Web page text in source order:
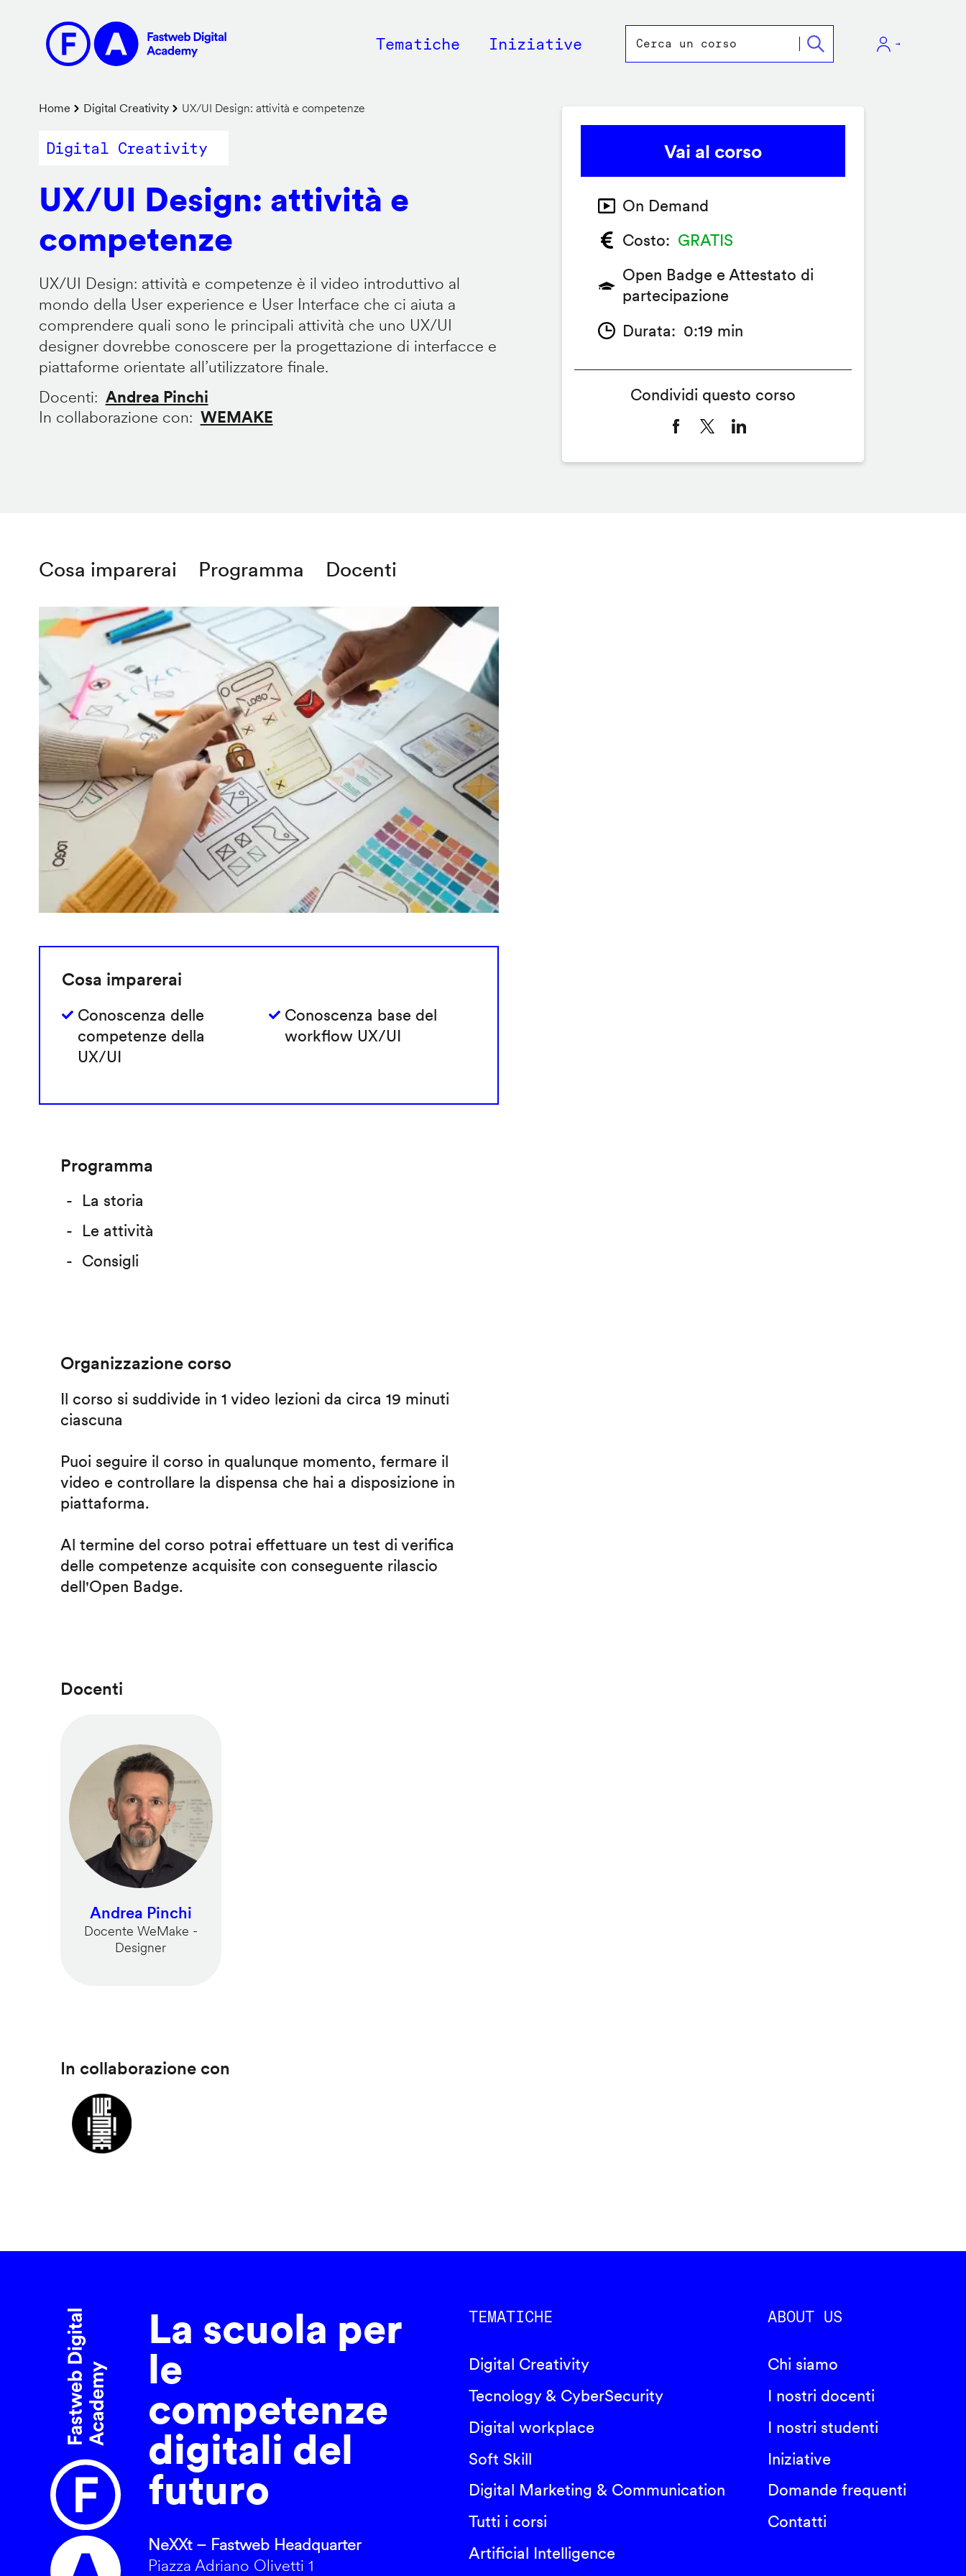
contenuto
principale
Main
Tematiche Iniziative
Briciole
di
Home Digital Creativity UX/UI Design: attività e competenze
Digital Creativity
UX/UI Design: attività e
competenze
UX/UI Design: attività e competenze è il video introduttivo al
mondo della User experience e User Interface che ci aiuta a
comprendere quali sono le principali attività che uno UX/UI
designer dovrebbe conoscere per la progettazione di interfacce e
piattaforme orientate all’utilizzatore finale.
Docenti
Andrea Pinchi
In collaborazione con
WEMAKE
Cosa imparerai Programma Docenti
Cosa imparerai
Conoscenza delle
competenze della
UX/UI
Conoscenza base del
workflow UX/UI
Programma
La storia
Le attività
Consigli
Organizzazione corso
Il corso si suddivide in 1 video lezioni da circa 19 minuti
ciascuna
Puoi seguire il corso in qualunque momento, fermare il
video e controllare la dispensa che hai a disposizione in
piattaforma.
Al termine del corso potrai effettuare un test di verifica
delle competenze acquisite con conseguente rilascio
dell'Open Badge.
Docenti
Andrea Pinchi
Docente WeMake -
Designer
In collaborazione con
Vai al corso
On Demand
Costo
GRATIS
Open Badge e Attestato di
partecipazione
Durata
0:19 min
Condividi questo corso
La scuola per
le
competenze
digitali del
futuro
NeXXt – Fastweb Headquarter
Piazza Adriano Olivetti 1
TEMATICHE
Digital Creativity
Tecnology & CyberSecurity
Digital workplace
Soft Skill
Digital Marketing & Communication
Tutti i corsi
Artificial Intelligence
ABOUT US
Chi siamo
I nostri docenti
I nostri studenti
Iniziative
Domande frequenti
Contatti